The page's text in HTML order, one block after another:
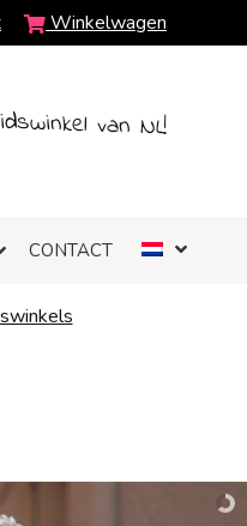
Winkelwagen
van NL!
CONTACT